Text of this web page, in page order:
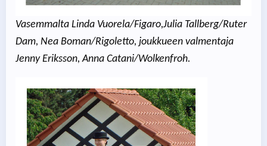
Vasemmalta Linda Vuorela/Figaro,Julia Tallberg/Ruter
Dam, Nea Boman/Rigoletto, joukkueen valmentaja
Jenny Eriksson, Anna Catani/Wolkenfroh.